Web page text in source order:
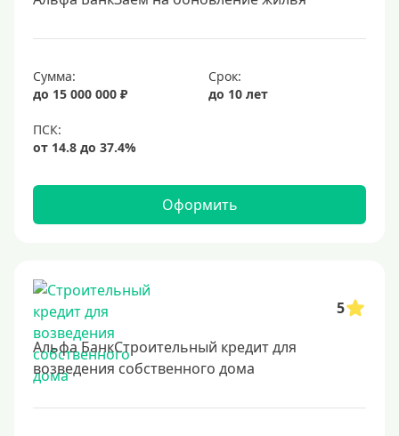
Долгосрочные
Год
3 года
4 года
6 лет
8 лет
9 лет
10 лет
Сумма:
до 15 000 000 ₽
Срок:
до 10 лет
Оформить
5
Альфа БанкСтроительный кредит для
возведения собственного дома